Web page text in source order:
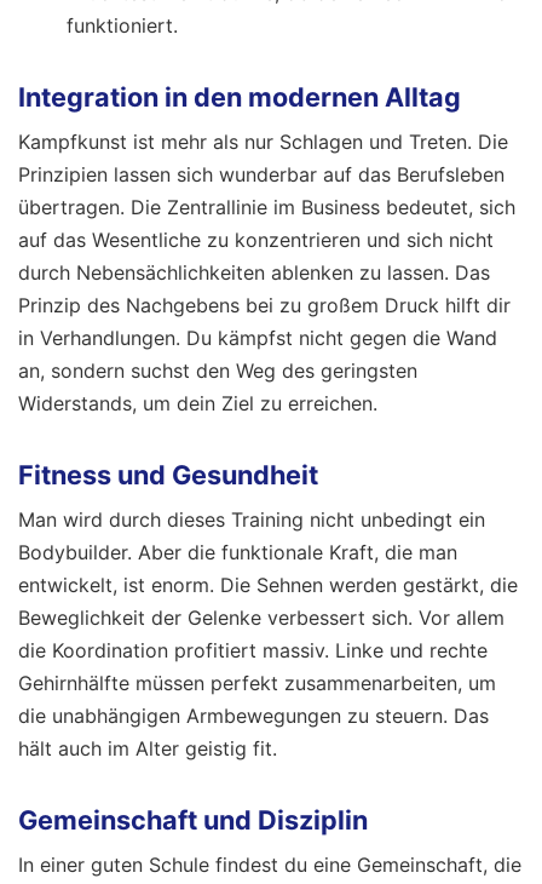
funktioniert.
Integration in den modernen Alltag
Kampfkunst ist mehr als nur Schlagen und Treten. Die
Prinzipien lassen sich wunderbar auf das Berufsleben
übertragen. Die Zentrallinie im Business bedeutet, sich
auf das Wesentliche zu konzentrieren und sich nicht
durch Nebensächlichkeiten ablenken zu lassen. Das
Prinzip des Nachgebens bei zu großem Druck hilft dir
in Verhandlungen. Du kämpfst nicht gegen die Wand
an, sondern suchst den Weg des geringsten
Widerstands, um dein Ziel zu erreichen.
Fitness und Gesundheit
Man wird durch dieses Training nicht unbedingt ein
Bodybuilder. Aber die funktionale Kraft, die man
entwickelt, ist enorm. Die Sehnen werden gestärkt, die
Beweglichkeit der Gelenke verbessert sich. Vor allem
die Koordination profitiert massiv. Linke und rechte
Gehirnhälfte müssen perfekt zusammenarbeiten, um
die unabhängigen Armbewegungen zu steuern. Das
hält auch im Alter geistig fit.
Gemeinschaft und Disziplin
In einer guten Schule findest du eine Gemeinschaft, die